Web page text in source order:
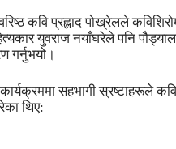
कवि प्रह्लाद पोख्रेलले
युवराज नयाँघरेले पनि
गर्नुभयो।
सहभागी स्रष्टाहरूले
थिए: